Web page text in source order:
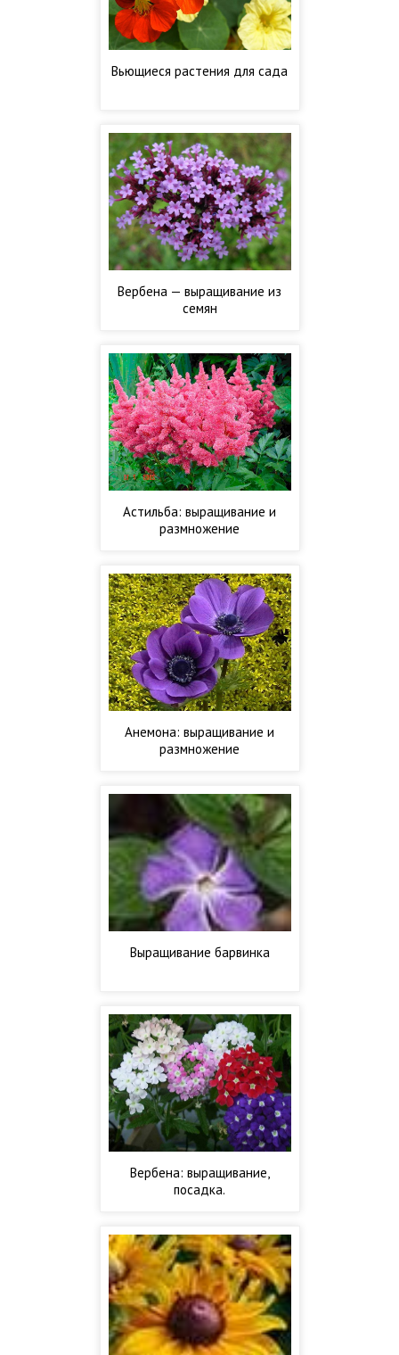
Вьющиеся растения для сада
Вербена — выращивание из
семян
Астильба: выращивание и
размножение
Анемона: выращивание и
размножение
Выращивание барвинка
Вербена: выращивание,
посадка.